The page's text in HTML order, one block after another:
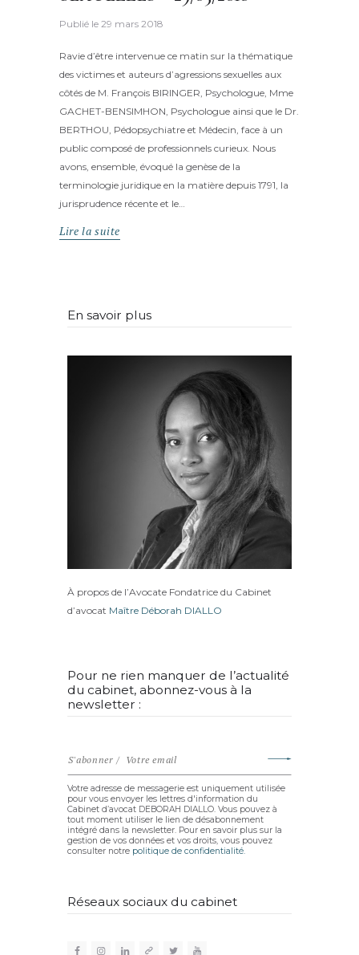
Publié le 29 mars 2018
Ravie d’être intervenue ce matin sur la thématique
des victimes et auteurs d’agressions sexuelles aux
côtés de M. François BIRINGER, Psychologue, Mme
GACHET-BENSIMHON, Psychologue ainsi que le Dr.
BERTHOU, Pédopsychiatre et Médecin, face à un
public composé de professionnels curieux. Nous
avons, ensemble, évoqué la genèse de la
terminologie juridique en la matière depuis 1791, la
jurisprudence récente et le…
Lire la suite
En savoir plus
À propos de l’Avocate Fondatrice du Cabinet
d’avocat Maître Déborah DIALLO
Pour ne rien manquer de l’actualité
du cabinet, abonnez-vous à la
newsletter :
Votre adresse de messagerie est uniquement utilisée
pour vous envoyer les lettres d'information du
Cabinet d’avocat DEBORAH DIALLO. Vous pouvez à
tout moment utiliser le lien de désabonnement
intégré dans la newsletter. Pour en savoir plus sur la
gestion de vos données et vos droits, vous pouvez
consulter notre politique de confidentialité.
Réseaux sociaux du cabinet